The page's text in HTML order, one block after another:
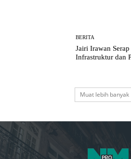
BERITA
Jairi Irawan
Infrastruktur dan
Muat lebih banyak